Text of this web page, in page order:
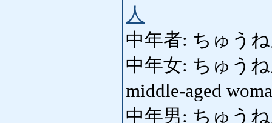
人
中年者: ちゅう
中年女: ちゅうね
middle-aged
中年男: ちゅうね